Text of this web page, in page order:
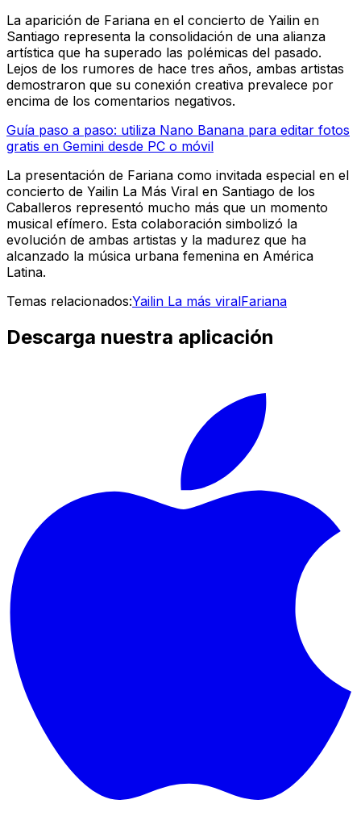
La aparición de Fariana en el concierto de Yailin en
Santiago representa la consolidación de una alianza
artística que ha superado las polémicas del pasado.
Lejos de los rumores de hace tres años, ambas artistas
demostraron que su conexión creativa prevalece por
encima de los comentarios negativos.
Guía paso a paso: utiliza Nano Banana para editar fotos
gratis en Gemini desde PC o móvil
La presentación de Fariana como invitada especial en el
concierto de Yailin La Más Viral en Santiago de los
Caballeros representó mucho más que un momento
musical efímero. Esta colaboración simbolizó la
evolución de ambas artistas y la madurez que ha
alcanzado la música urbana femenina en América
Latina.
Temas relacionados:Yailin La más viralFariana
Descarga nuestra aplicación